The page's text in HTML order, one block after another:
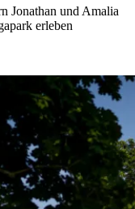
Jonathan und Amalia
erleben